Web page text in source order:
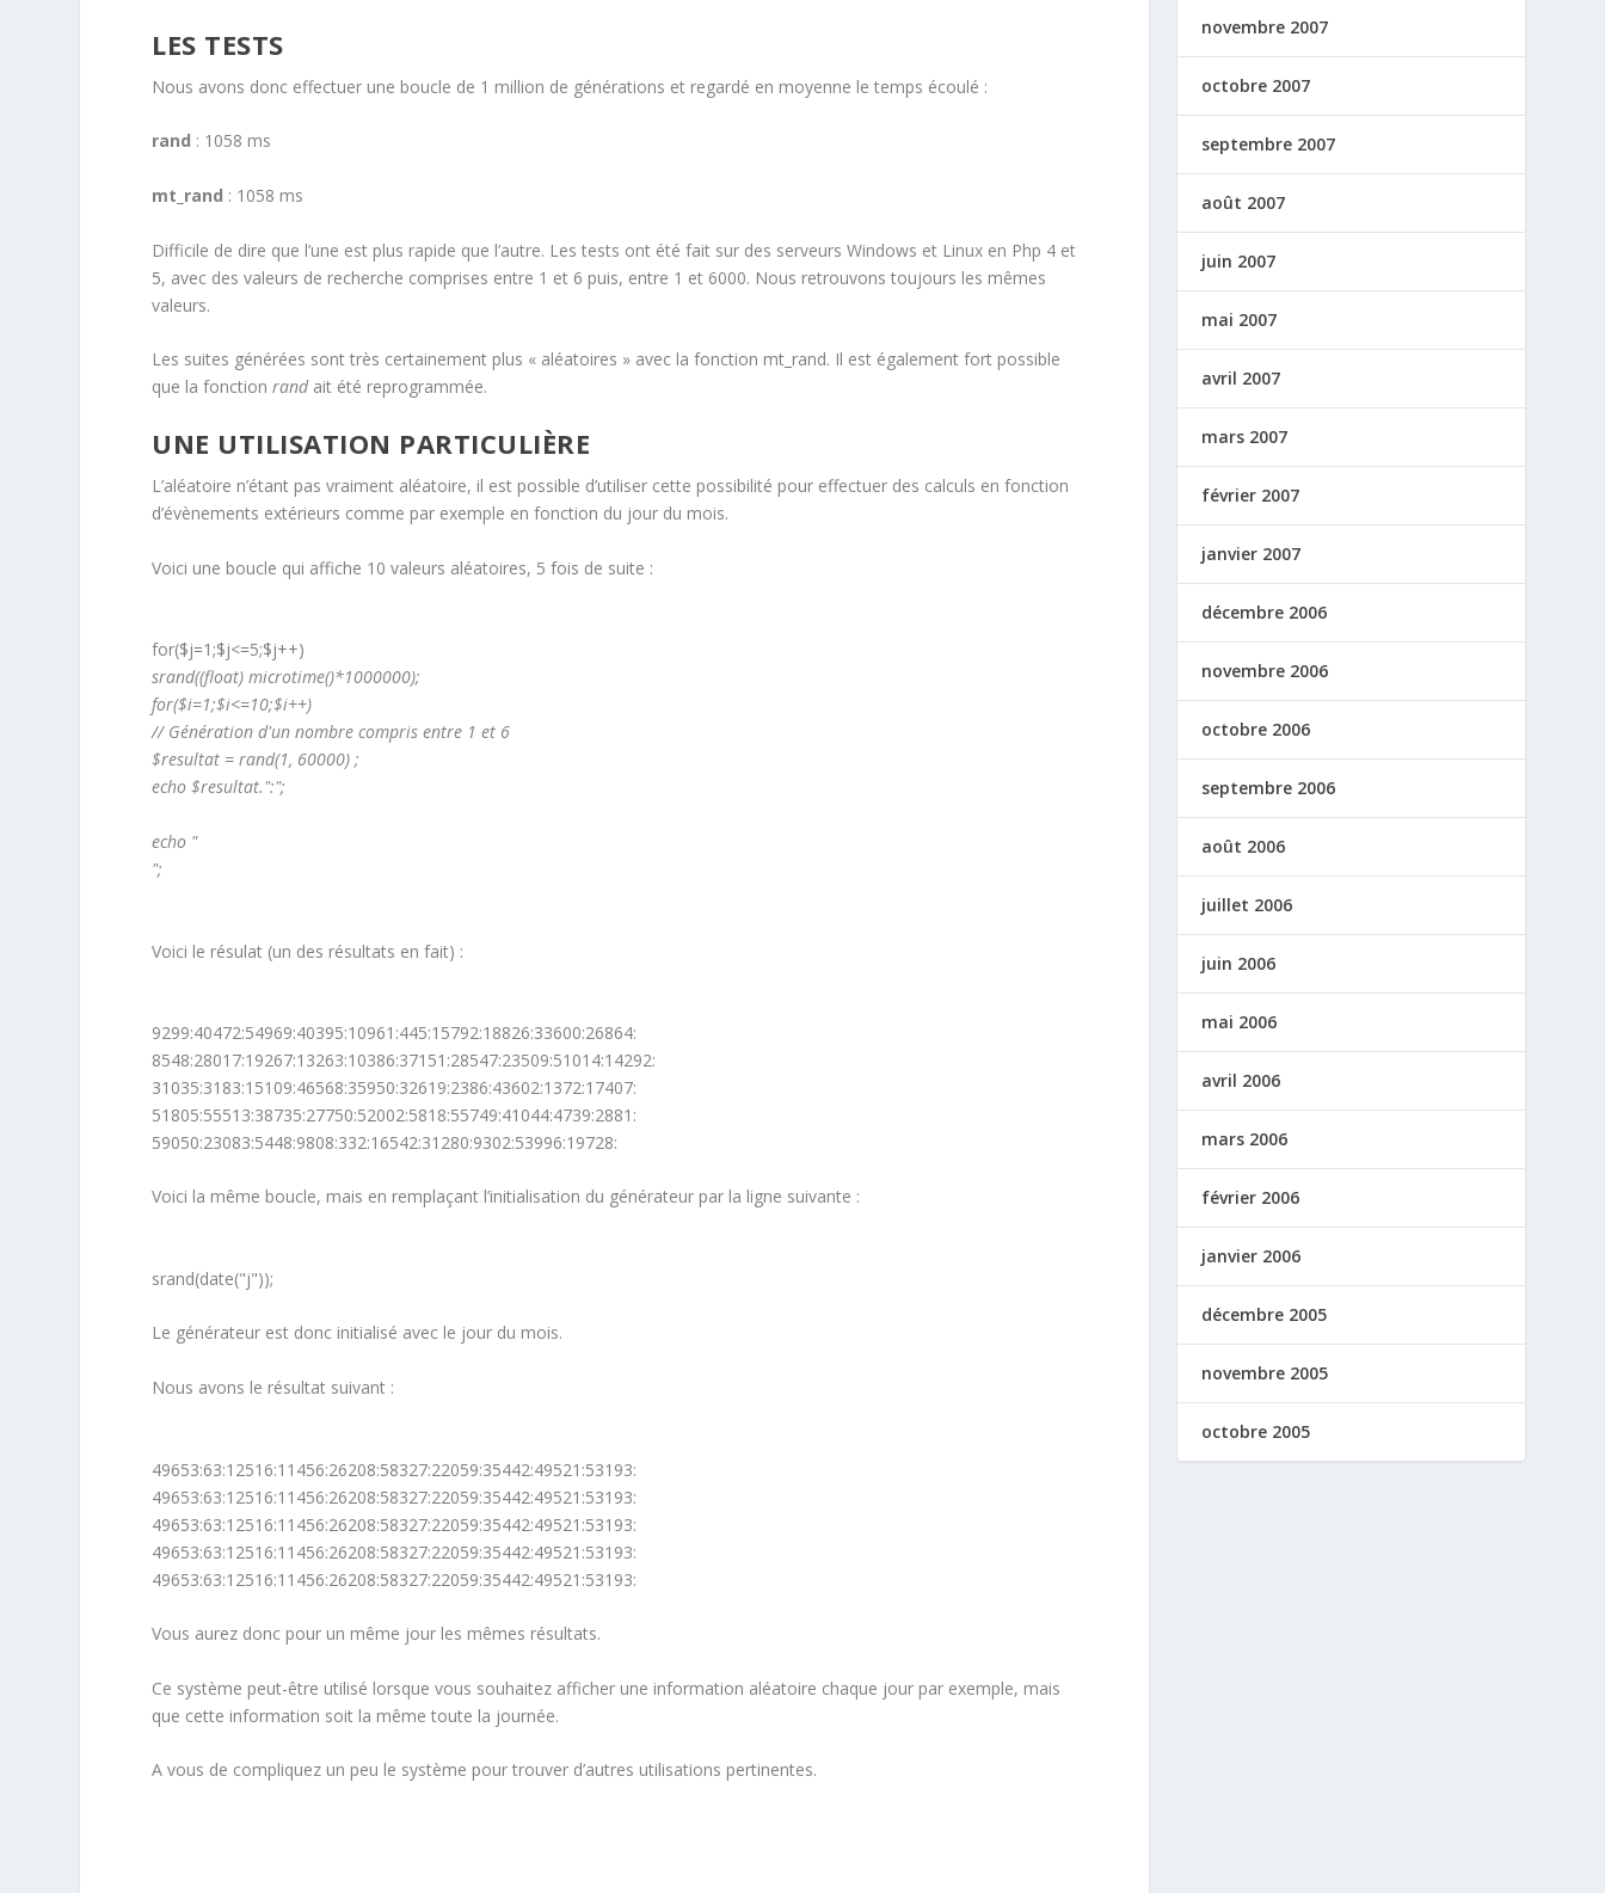
LES TESTS
Nous avons donc effectuer une boucle de 1 million de générations et regardé en moyenne le temps écoulé :
rand : 1058 ms
mt_rand : 1058 ms
Difficile de dire que l’une est plus rapide que l’autre. Les tests ont été fait sur des serveurs Windows et Linux en Php 4 et
5, avec des valeurs de recherche comprises entre 1 et 6 puis, entre 1 et 6000. Nous retrouvons toujours les mêmes
valeurs.
Les suites générées sont très certainement plus « aléatoires » avec la fonction mt_rand. Il est également fort possible
que la fonctionrandait été reprogrammée.
UNE UTILISATION PARTICULIÈRE
L’aléatoire n’étant pas vraiment aléatoire, il est possible d’utiliser cette possibilité pour effectuer des calculs en fonction
d’évènements extérieurs comme par exemple en fonction du jour du mois.
Voici une boucle qui affiche 10 valeurs aléatoires, 5 fois de suite :
for($j=1;$j<=5;$j++)
srand((float) microtime()*1000000);
for($i=1;$i<=10;$i++)
// Génération d'un nombre compris entre 1 et 6
$resultat = rand(1, 60000) ;
echo $resultat.":";
echo "
";
Voici le résulat (un des résultats en fait) :
9299:40472:54969:40395:10961:445:15792:18826:33600:26864:
8548:28017:19267:13263:10386:37151:28547:23509:51014:14292:
31035:3183:15109:46568:35950:32619:2386:43602:1372:17407:
51805:55513:38735:27750:52002:5818:55749:41044:4739:2881:
59050:23083:5448:9808:332:16542:31280:9302:53996:19728:
Voici la même boucle, mais en remplaçant l’initialisation du générateur par la ligne suivante :
srand(date("j"));
Le générateur est donc initialisé avec le jour du mois.
Nous avons le résultat suivant :
49653:63:12516:11456:26208:58327:22059:35442:49521:53193:
49653:63:12516:11456:26208:58327:22059:35442:49521:53193:
49653:63:12516:11456:26208:58327:22059:35442:49521:53193:
49653:63:12516:11456:26208:58327:22059:35442:49521:53193:
49653:63:12516:11456:26208:58327:22059:35442:49521:53193:
Vous aurez donc pour un même jour les mêmes résultats.
Ce système peut-être utilisé lorsque vous souhaitez afficher une information aléatoire chaque jour par exemple, mais
que cette information soit la même toute la journée.
A vous de compliquez un peu le système pour trouver d’autres utilisations pertinentes.
novembre 2007
octobre 2007
septembre 2007
août 2007
juin 2007
mai 2007
avril 2007
mars 2007
février 2007
janvier 2007
décembre 2006
novembre 2006
octobre 2006
septembre 2006
août 2006
juillet 2006
juin 2006
mai 2006
avril 2006
mars 2006
février 2006
janvier 2006
décembre 2005
novembre 2005
octobre 2005